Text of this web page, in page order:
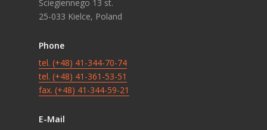
Ściegiennego 13 st.
25-033 Kielce, Poland
Phone
tel. (+48) 41-344-70-74
tel. (+48) 41-361-53-51
fax. (+48) 41-344-59-21
E-Mail